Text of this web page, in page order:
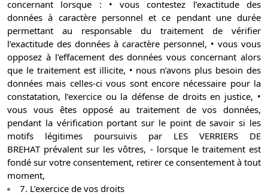
concernant lorsque : • vous contestez l’exactitude des
données à caractère personnel et ce pendant une durée
permettant au responsable du traitement de vérifier
l’exactitude des données à caractère personnel, • vous vous
opposez à l’effacement des données vous concernant alors
que le traitement est illicite, • nous n’avons plus besoin des
données mais celles-ci vous sont encore nécessaire pour la
constatation, l’exercice ou la défense de droits en justice, •
vous vous êtes opposé au traitement de vos données,
pendant la vérification portant sur le point de savoir si les
motifs légitimes poursuivis par LES VERRIERS DE
BREHAT prévalent sur les vôtres, - lorsque le traitement est
fondé sur votre consentement, retirer ce consentement à tout
moment,
7. L’exercice de vos droits